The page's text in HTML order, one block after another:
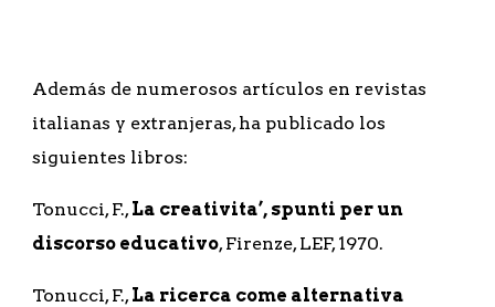
Además de numerosos artículos en revistas
italianas y extranjeras, ha publicado los
siguientes libros:
Tonucci, F., La creativita’, spunti per un
discorso educativo, Firenze, LEF, 1970.
Tonucci, F., La ricerca come alternativa